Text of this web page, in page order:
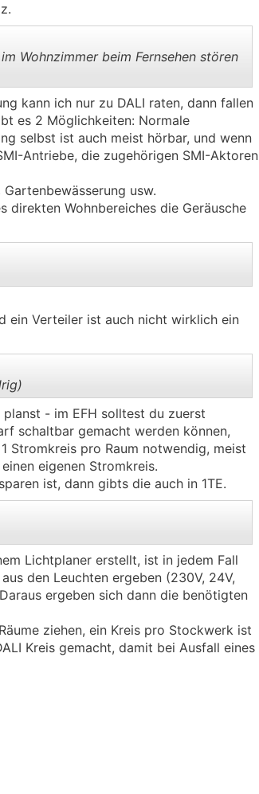
Wohnzimmer beim Fernsehen stören
kann ich nur zu DALI raten, dann fallen
es 2 Möglichkeiten: Normale
selbst ist auch meist hörbar, und wenn
Antriebe, die zugehörigen SMI-Aktoren
usw.
direkten Wohnbereiches die Geräusche
ein Verteiler ist auch nicht wirklich ein
- im EFH solltest du zuerst
schaltbar gemacht werden können,
Stromkreis pro Raum notwendig, meist
eigenen Stromkreis.
ist, dann gibts die auch in 1TE.
Lichtplaner erstellt, ist in jedem Fall
den Leuchten ergeben (230V, 24V,
ergeben sich dann die benötigten
ziehen, ein Kreis pro Stockwerk ist
Kreis gemacht, damit bei Ausfall eines